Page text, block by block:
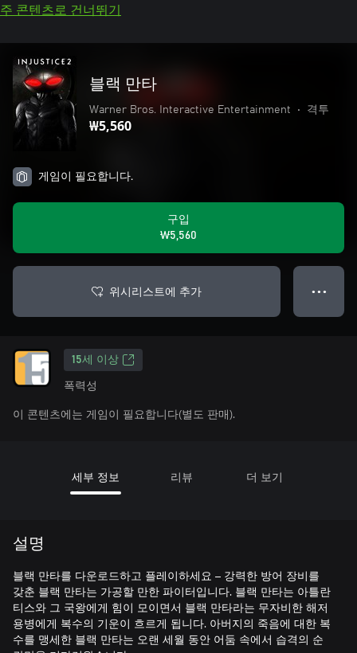
주 콘텐츠로 건너뛰기
블랙 만타
Warner Bros. Interactive Entertainment • 격투
₩5,560
게임이 필요합니다.
구입
₩5,560
위시리스트에 추가 ● ● ●
15세 이상
폭력성
이 콘텐츠에는 게임이 필요합니다(별도 판매).
세부 정보 리뷰 더 보기
설명
블랙 만타를 다운로드하고 플레이하세요 – 강력한 방어 장비를
갖춘 블랙 만타는 가공할 만한 파이터입니다. 블랙 만타는 아틀란
티스와 그 국왕에게 힘이 모이면서 블랙 만타라는 무자비한 해저
용병에게 복수의 기운이 흐르게 됩니다. 아버지의 죽음에 대한 복
수를 맹세한 블랙 만타는 오랜 세월 동안 어둠 속에서 습격의 순